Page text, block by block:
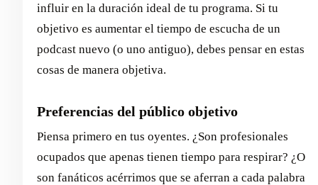
influir en la duración ideal de tu programa. Si tu
objetivo es aumentar el tiempo de escucha de un
podcast nuevo (o uno antiguo), debes pensar en estas
cosas de manera objetiva.
Preferencias del público objetivo
Piensa primero en tus oyentes. ¿Son profesionales
ocupados que apenas tienen tiempo para respirar? ¿O
son fanáticos acérrimos que se aferran a cada palabra